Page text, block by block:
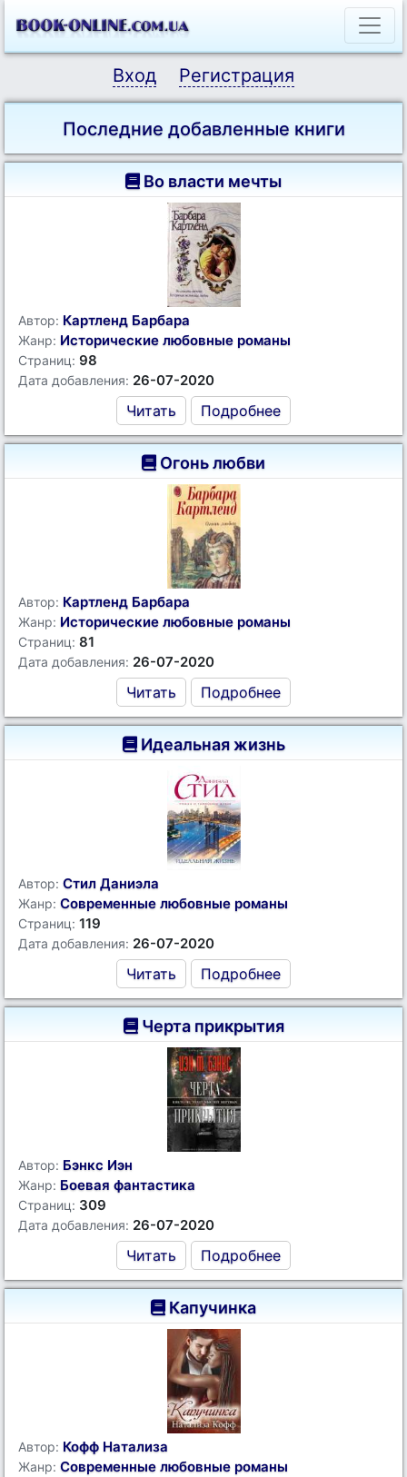
Вход Регистрация
Последние добавленные книги
Во власти мечты
Автор: Картленд Барбара
Жанр: Исторические любовные романы
Страниц: 98
Дата добавления: 26-07-2020
Читать Подробнее
Огонь любви
Автор: Картленд Барбара
Жанр: Исторические любовные романы
Страниц: 81
Дата добавления: 26-07-2020
Читать Подробнее
Идеальная жизнь
Автор: Стил Даниэла
Жанр: Современные любовные романы
Страниц: 119
Дата добавления: 26-07-2020
Читать Подробнее
Черта прикрытия
Автор: Бэнкс Иэн
Жанр: Боевая фантастика
Страниц: 309
Дата добавления: 26-07-2020
Читать Подробнее
Капучинка
Автор: Кофф Натализа
Жанр: Современные любовные романы